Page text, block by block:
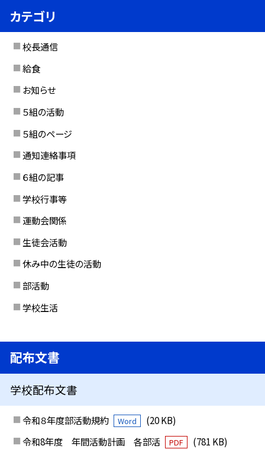
カテゴリ
校長通信
給食
お知らせ
５組の活動
５組のページ
通知連絡事項
６組の記事
学校行事等
運動会関係
生徒会活動
休み中の生徒の活動
部活動
学校生活
配布文書
学校配布文書
令和８年度部活動規約 Word
(20 KB)
令和8年度 年間活動計画 各部活
PDF
(781 KB)